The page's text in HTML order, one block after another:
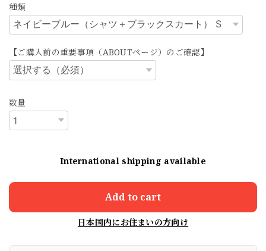
種類
【ご購入前の重要事項（ABOUTページ）のご確認】
数量
International shipping available
Add to cart
日本国内にお住まいの方向け